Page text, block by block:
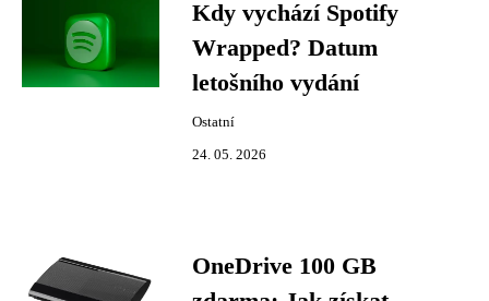
Kdy vychází Spotify
Wrapped? Datum
letošního vydání
Ostatní
24. 05. 2026
OneDrive 100 GB